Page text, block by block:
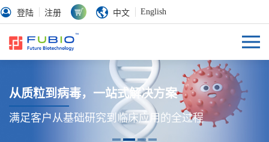
登陆 注册 中文 English
从质粒到病毒，一站式解决方案
满足客户从基础研究到临床应用的全过程